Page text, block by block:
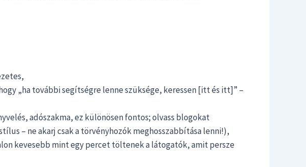
„ha további segítségre lenne szüksége, keressen [itt és itt]” –
adószakma, ez különösen fontos; olvass blogokat
– ne akarj csak a törvényhozók meghosszabbítása lenni!),
kevesebb mint egy percet töltenek a látogatók, amit persze